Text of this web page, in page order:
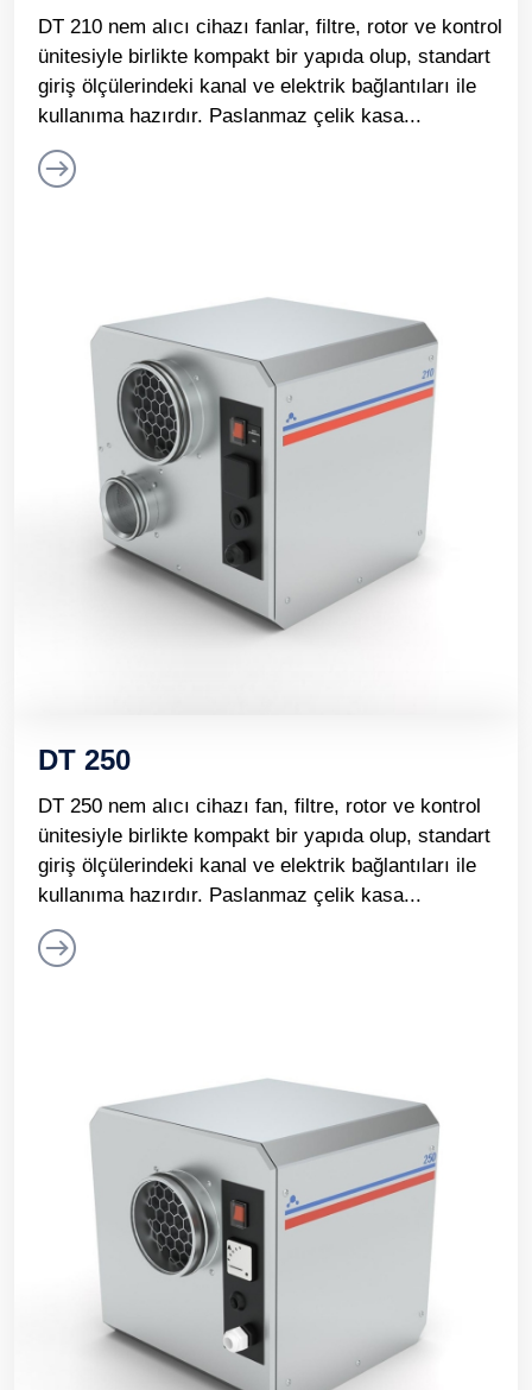
DT 210 nem alıcı cihazı fanlar, filtre, rotor ve kontrol
ünitesiyle birlikte kompakt bir yapıda olup, standart
giriş ölçülerindeki kanal ve elektrik bağlantıları ile
kullanıma hazırdır. Paslanmaz çelik kasa...
DT 250
DT 250 nem alıcı cihazı fan, filtre, rotor ve kontrol
ünitesiyle birlikte kompakt bir yapıda olup, standart
giriş ölçülerindeki kanal ve elektrik bağlantıları ile
kullanıma hazırdır. Paslanmaz çelik kasa...